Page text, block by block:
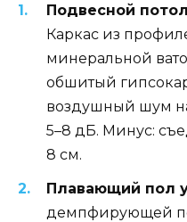
Подвесной
Каркас из
минеральной
обшитый
воздушный шум
5–8 дБ. Минус:
8 см.
Плавающий пол
демпфирующей